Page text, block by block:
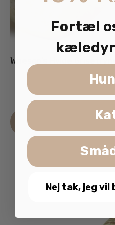
Whesco’s Hvide
59.00kr.
Læs
Fortæl
Nej tak, jeg